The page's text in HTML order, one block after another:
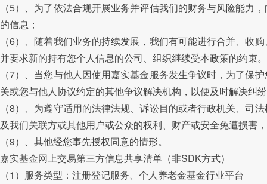
（5）、为了依法合规开展业务并评估我们的财务与风险能
的信息；
（6）、随着我们业务的持续发展，我们有可能进行合并、
并要求新的持有您个人信息的公司、组织继续受本政策的约束
（7）、当您与他人因使用嘉实基金服务发生争议时，为了
关或您与他人协议约定的其他争议解决机构，以便及时解决纠
（8）、为遵守适用的法律法规、诉讼目的或者行政机关、
及我们关联方或其他用户或公众的权利、财产或安全免遭损害
（9）、其他经您事先授权同意的情形。
嘉实基金网上交易第三方信息共享清单（非SDK方式）
（1）服务类型：注册登记服务、个人养老金基金行业平台